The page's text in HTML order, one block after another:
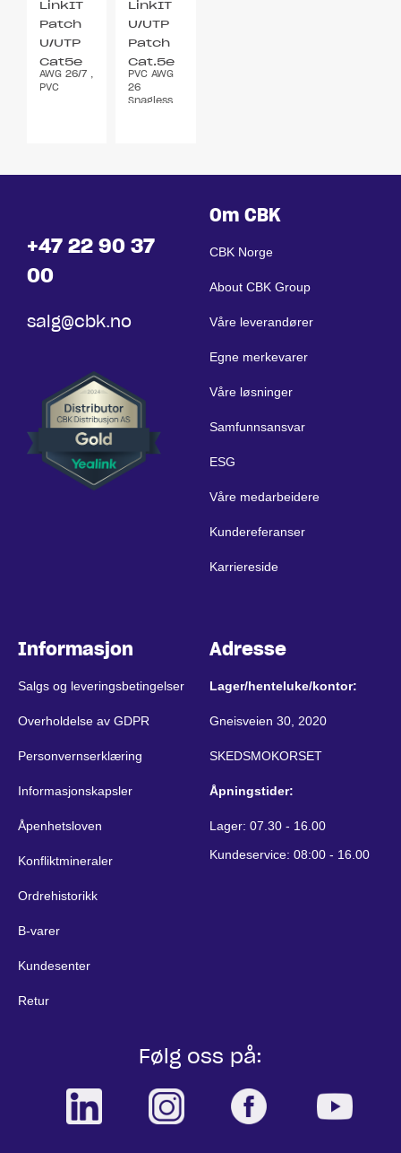
LinkIT
Patch
U/UTP
Cat5e
grå
AWG 26/7 ,
PVC
LinkIT
U/UTP
Patch
Cat.5e
rød
PVC AWG
26
Snagless
+47 22 90 37
00
salg@cbk.no
Om CBK
CBK Norge
About CBK Group
Våre leverandører
Egne merkevarer
Våre løsninger
Samfunnsansvar
ESG
Våre medarbeidere
Kundereferanser
Karriereside
Informasjon
Salgs og leveringsbetingelser
Overholdelse av GDPR
Personvernserklæring
Informasjonskapsler
Åpenhetsloven
Konfliktmineraler
Ordrehistorikk
B-varer
Kundesenter
Retur
Adresse
Lager/henteluke/kontor:
Gneisveien 30, 2020
SKEDSMOKORSET
Åpningstider:
Lager: 07.30 - 16.00
Kundeservice: 08:00 - 16.00
Følg oss på: